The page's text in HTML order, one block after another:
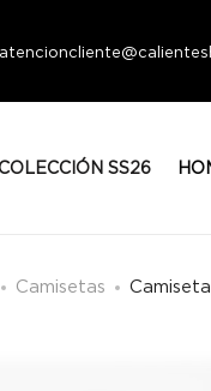
SS26
Camisetas